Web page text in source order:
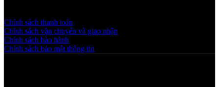
Chính sách thanh toán
Chính sách vận chuyển và giao nhận
Chính sách bảo hành
Chính sách bảo mật thông tin